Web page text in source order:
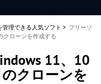
理できる人気ソフト > フリーソ
クローンを作成する
11、10
クローンを